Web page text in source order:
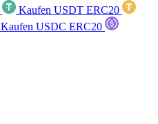
Kaufen USDT ERC20
Kaufen USDC ERC20